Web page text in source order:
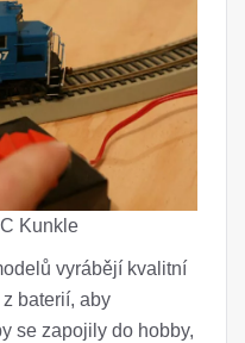
Kunkle
vyrábějí kvalitní
baterií, aby
se zapojily do hobby,